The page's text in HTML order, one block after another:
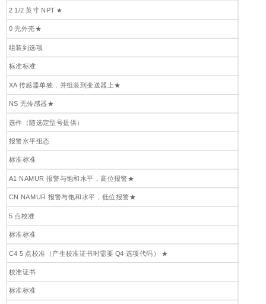
2 1/2 英寸 NPT ★
0 无外壳★
组装到选项
标准标准
XA 传感器单独，并组装到变送器上★
NS 无传感器★
选件（随选定型号提供）
报警水平组态
标准标准
A1 NAMUR 报警与饱和水平，高位报警★
CN NAMUR 报警与饱和水平，低位报警★
5 点校准
标准标准
C4 5 点校准（产生校准证书时需要 Q4 选项代码） ★
校准证书
标准标准